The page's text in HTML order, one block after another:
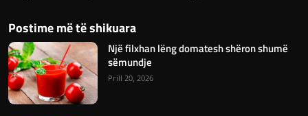
Postime më të shikuara
Një filxhan lëng domatesh shëron shumë
sëmundje
Prill 20, 2026